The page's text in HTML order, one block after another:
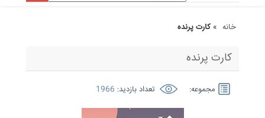
navigation
خانه »کارت پرنده
کارت پرنده
مجموعه: تعداد بازدید: 1966